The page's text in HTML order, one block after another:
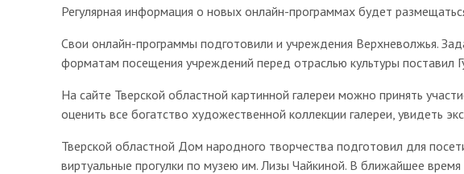
Регулярная информация о новых онлайн-программах будет
Свои онлайн-программы подготовили и учреждения Верхневолжья.
форматам посещения учреждений перед отраслью культуры поставил
На сайте Тверской областной картинной галереи можно принять
оценить все богатство художественной коллекции галереи,
Тверской областной Дом народного творчества подготовил для
виртуальные прогулки по музею им. Лизы Чайкиной. В ближайшее